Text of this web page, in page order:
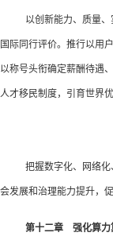
以创新能力、质量
国际同行评价。推行以用
以称号头衔确定薪酬待遇
人才移民制度，引育世界
把握数字化、网络
会发展和治理能力提升，
第十二章 强化算力